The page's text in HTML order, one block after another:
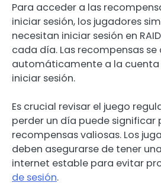
Para acceder a las
iniciar sesión, los jugadores
necesitan iniciar sesión en
cada día. Las recompensas
automáticamente a la cuenta
iniciar sesión.
Es crucial revisar el juego
perder un día puede significar
recompensas valiosas. Los
deben asegurarse de tener
internet estable para evitar
de sesión.